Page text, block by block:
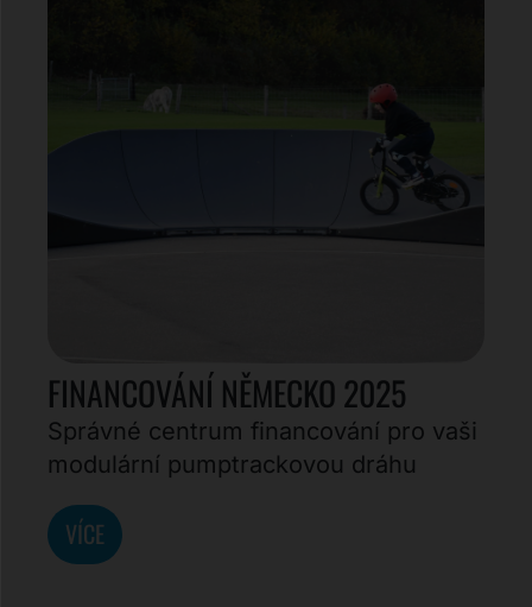
FINANCOVÁNÍ NĚMECKO 2025
Správné centrum financování pro vaši
modulární pumptrackovou dráhu
VÍCE